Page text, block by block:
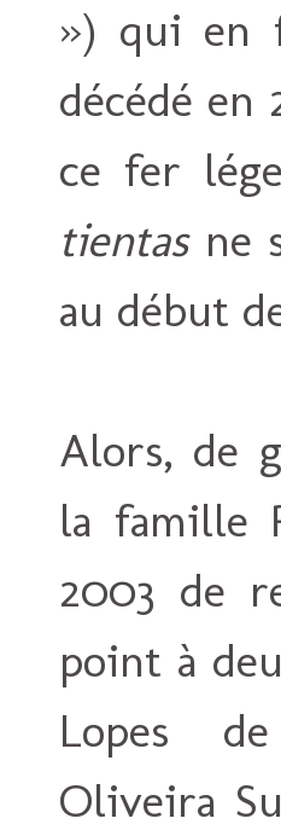
») qui en
décédé en
ce fer
tientasne
au début
Alors, de
la famille
2003 de
point à
Lopes
Oliveira